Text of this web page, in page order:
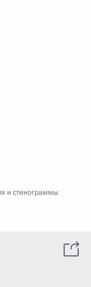
и стенограммы